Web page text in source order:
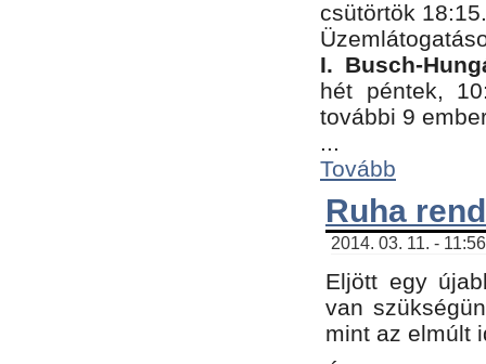
csütörtök 18:15.
I. Busch-
hét péntek,
további 9
...
Tovább
Ruha
2014. 03. 11. -
Eljött egy
van
mint az elmúlt